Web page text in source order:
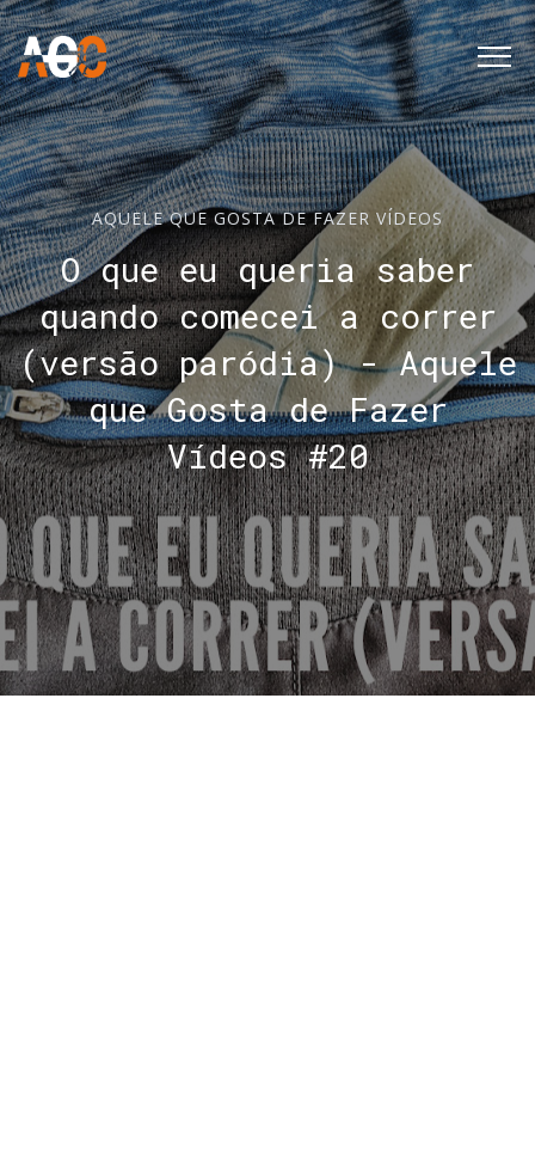
AQUELE QUE GOSTA DE FAZER VÍDEOS
O que eu queria saber
quando comecei a correr
(versão paródia) - Aquele
que Gosta de Fazer
Vídeos #20